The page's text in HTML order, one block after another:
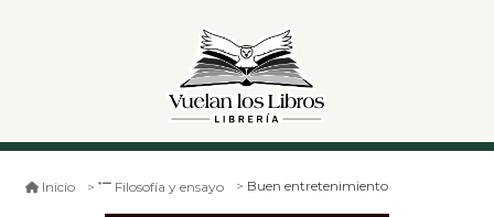
Inicio Filosofía y ensayo Buen entretenimiento